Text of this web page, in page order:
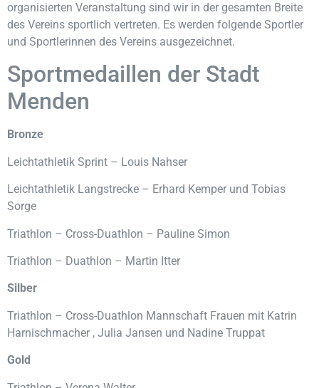
organisierten Veranstaltung sind wir in der gesamten Breite
des Vereins sportlich vertreten. Es werden folgende Sportler
und Sportlerinnen des Vereins ausgezeichnet.
Sportmedaillen der Stadt
Menden
Bronze
Leichtathletik Sprint – Louis Nahser
Leichtathletik Langstrecke – Erhard Kemper und Tobias
Sorge
Triathlon – Cross-Duathlon – Pauline Simon
Triathlon – Duathlon – Martin Itter
Silber
Triathlon – Cross-Duathlon Mannschaft Frauen mit Katrin
Harnischmacher , Julia Jansen und Nadine Truppat
Gold